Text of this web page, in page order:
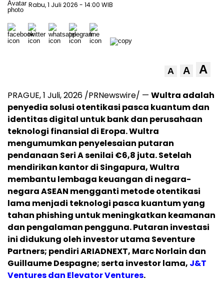
Rabu, 1 Juli 2026 - 14:00 WIB
A A A
PRAGUE,1 Juli, 2026 /PRNewswire/ — Wultra adalah
penyedia solusi otentikasi pasca kuantum dan
identitas digital untuk bank dan perusahaan
teknologi finansial di Eropa. Wultra
mengumumkan penyelesaian putaran
pendanaan Seri A senilai €6,8 juta.Setelah
mendirikan kantor di Singapura, Wultra
membantu lembaga keuangan di negara-
negara ASEAN mengganti metode otentikasi
lama menjadi teknologi pasca kuantum yang
tahan phishing untuk meningkatkan keamanan
dan pengalaman pengguna. Putaran investasi
ini didukung oleh investor utama Seventure
Partners; pendiri ARIADNEXT, Marc Norlain dan
Guillaume Despagne; serta investor lama, J&T
Ventures dan Elevator Ventures.